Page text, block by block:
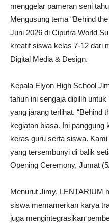
menggelar pameran seni
Mengusung tema “Behind
Juni 2026 di Ciputra World
kreatif siswa kelas 7-12 dari
Digital Media & Design.
Kepala Elyon High School
tahun ini sengaja dipilih
yang jarang terlihat. “Behind
kegiatan biasa. Ini
keras guru serta siswa.
yang tersembunyi di balik
Opening Ceremony, Jumat
Menurut Jimy, LENTARIUM
siswa memamerkan karya
juga mengintegrasikan